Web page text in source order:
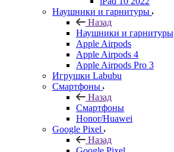
Наушники и гарнитуры
Назад
Наушники и гарнитуры
Apple Airpods
Apple Airpods 4
Apple Airpods Pro 3
Игрушки Labubu
Смартфоны
Назад
Смартфоны
Honor/Huawei
Google Pixel
Назад